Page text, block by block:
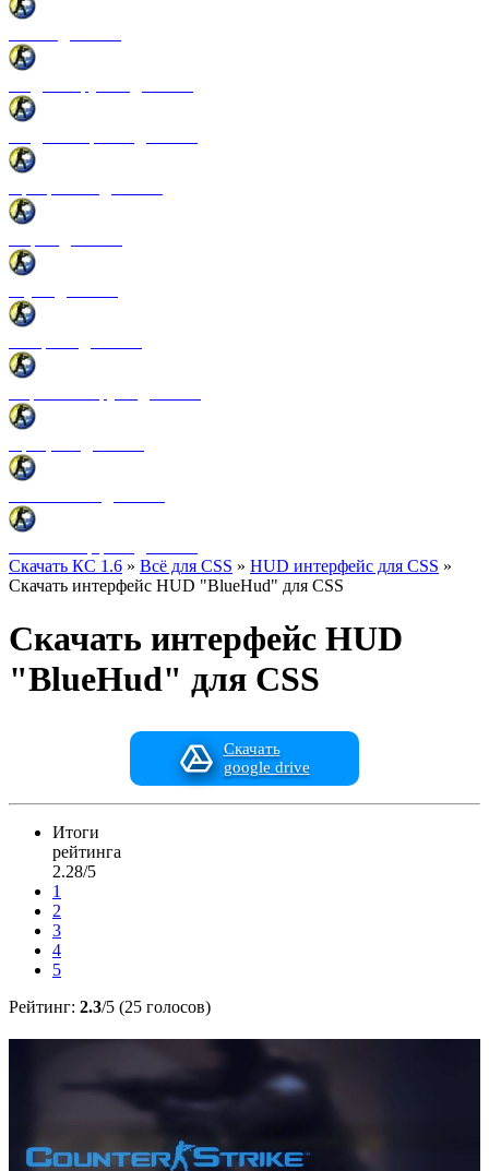
Скачать КС 1.6 » Всё для CSS » HUD интерфейс для CSS »
Скачать интерфейс HUD "BlueHud" для CSS
Скачать интерфейс HUD
"BlueHud" для CSS
Скачать
google drive
Итоги
рейтинга
2.28/5
1
2
3
4
5
Рейтинг: 2.3/5 (25 голосов)